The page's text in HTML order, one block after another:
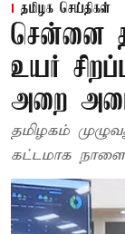
தமிழக செய்திகள்
சென்னை
உயர்
அறை
தமிழகம்
கட்டமாக